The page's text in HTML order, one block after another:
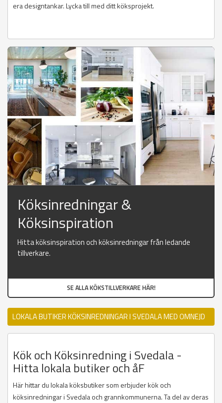
era designtankar. Lycka till med ditt köksprojekt.
Köksinredningar &
Köksinspiration
Hitta köksinspiration och köksinredningar från ledande
tillverkare.
SE ALLA KÖKSTILLVERKARE HÄR!
LOKALA BUTIKER KÖKSINREDNINGAR I SVEDALA MED OMNEJD
Kök och Köksinredning i Svedala -
Hitta lokala butiker och åF
Här hittar du lokala köksbutiker som erbjuder kök och
köksinredningar i Svedala och grannkommunerna. Ta del av deras